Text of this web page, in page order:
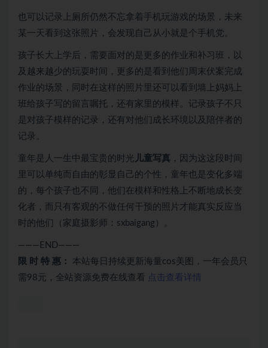
也可以记录上厕所仍然不忘拿着手机玩游戏的场景，未来
某一天看到这张照片，会发现自己从小就是个手机党。
孩子长大上学后，需要面对的是更多的作业和补习班，以
及越来越少的玩耍时间，更多的是看到他们周末伏案完成
作业的场景，同时在这样的照片里还可以看到墙上妈妈上
班给孩子写的留言嘱托，还有家里的模样。记录孩子不只
是对孩子模样的记录，还有对他们成长环境以及陪伴者的
记录。
童年是人一生中最宝贵的时光 儿童写真 ，因为这这段时间
里可以单纯而自由的彰显自己的个性，童年也是变化多端
的，每个孩子也不同，他们在模样和性格上不断地成长变
化者，而只有客观的不做任何干预的照片才能真实反应当
时的他们（家庭摄影师：sxbaigang）。
———END———
限 时 特 惠： 本站每日持续更新海量cos美图，一年会员只
需98元，全站资源免费在线查看 点击查看详情